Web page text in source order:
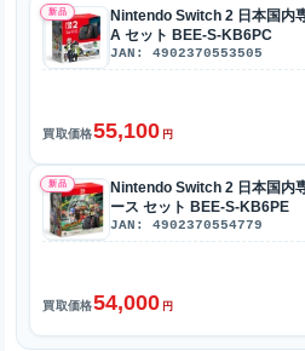
新品
Nintendo Switch 2 日本国内
A セット BEE-S-KB6PC
JAN: 4902370553505
買取価格55,100 円
新品
Nintendo Switch 2 日本国内
ース セット BEE-S-KB6PE
JAN: 4902370554779
買取価格54,000 円